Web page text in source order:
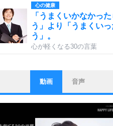
心の健康
「うまくいかなかっ
う」より「うまくい
う」。
心が軽くなる30の言葉
ストレス対策
他人と比べない。
いっそのこと、他人を
動画 音声